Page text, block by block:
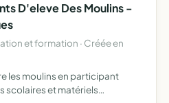
D'eleve Des Moulins -
et formation · Créée en
les moulins en participant
scolaires et matériels